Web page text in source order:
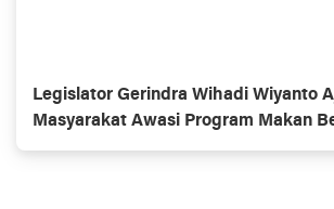
Legislator Gerindra Wihadi Wiyanto
Masyarakat Awasi Program Makan
agar Tepat Sasaran